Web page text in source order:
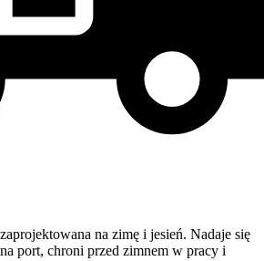
na zimę i jesień. Nadaje się
port, chroni przed zimnem w pracy i